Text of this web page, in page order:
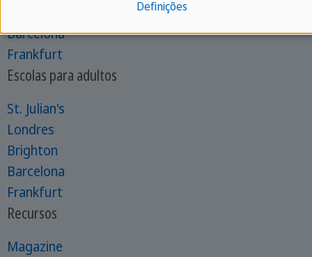
Barcelona
Frankfurt
Escolas para adultos
St. Julian's
Londres
Brighton
Barcelona
Frankfurt
Recursos
Magazine
Definições